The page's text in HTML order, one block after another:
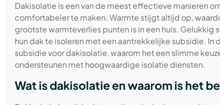
Dakisolatie is een van de meest effectieve manieren
comfortabeler te maken. Warmte stijgt altijd op,
grootste warmteverlies punten is in een huis.
hun dak te isoleren met een aantrekkelijke subsidie. In
subsidie voor dakisolatie, waarom het een slimme
ondersteunen met hoogwaardige isolatie diensten.
Wat is dakisolatie en waarom is het